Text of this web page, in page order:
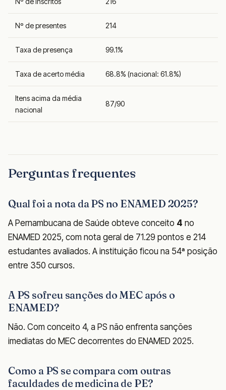
Nº de presentes 214
Taxa de presença 99.1%
Taxa de acerto média 68.8% (nacional: 61.8%)
Itens acima da média
nacional
87/90
Perguntas frequentes
Qual foi a nota da PS no ENAMED 2025?
A Pernambucana de Saúde obteve conceito 4 no
ENAMED 2025, com nota geral de 71.29 pontos e 214
estudantes avaliados. A instituição ficou na 54ª posição
entre 350 cursos.
A PS sofreu sanções do MEC após o
ENAMED?
Não. Com conceito 4, a PS não enfrenta sanções
imediatas do MEC decorrentes do ENAMED 2025.
Como a PS se compara com outras
faculdades de medicina de PE?